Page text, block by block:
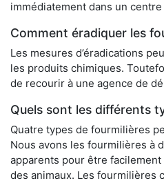
immédiatement dans un
Comment éradiquer les
Les mesures d’éradications
les produits chimiques.
de recourir à une agence de
Quels sont les différents
Quatre types de fourmilières
Nous avons les fourmilières à
apparents pour être
des animaux. Les fourmilières